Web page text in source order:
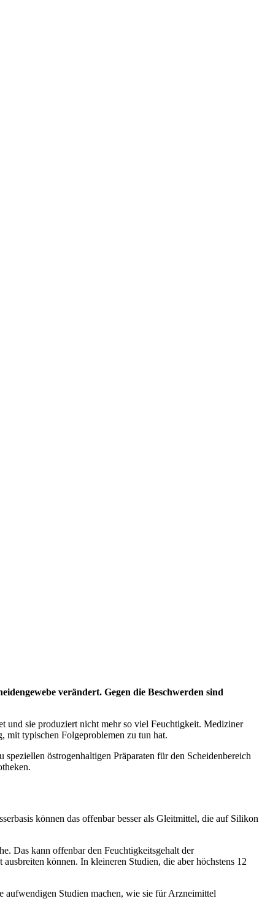
verändert. Gegen die Beschwerden sind
und sie produziert nicht mehr so viel Feuchtigkeit. Mediziner
mit typischen Folgeproblemen zu tun hat.
östrogenhaltigen Präparaten für den Scheidenbereich
können das offenbar besser als Gleitmittel, die auf Silikon
Das kann offenbar den Feuchtigkeitsgehalt der
können. In kleineren Studien, die aber höchstens 12
aufwendigen Studien machen, wie sie für Arzneimittel